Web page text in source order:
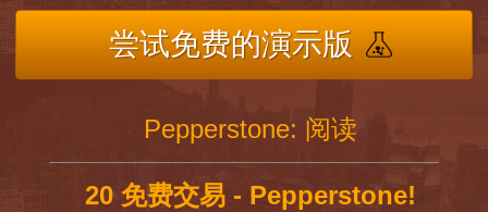
尝试免费的演示版
Pepperstone: 阅读
20 免费交易 - Pepperstone!